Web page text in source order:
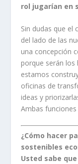
rol jugarían en
Sin dudas que el
del lado de las
una concepción
porque serán los
estamos
oficinas de
ideas y
Ambas
¿Cómo hacer
sostenibles
Usted sabe